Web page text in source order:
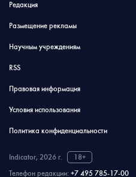
Редакция
Размещение рекламы
Научным учреждениям
RSS
Правовая информация
Условия использования
Политика конфиденциальности
Indicator, 2026 г.
18+
Телефон редакции: +7 495 785-17-00